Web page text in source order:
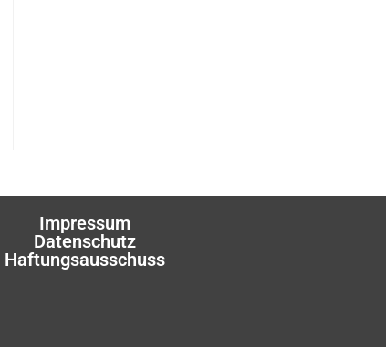
Impressum
Datenschutz
Haftungsausschuss